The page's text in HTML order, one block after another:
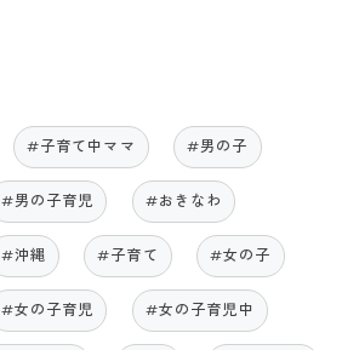
#子育て中ママ #男の子
#男の子育児 #おきなわ
#沖縄 #子育て #女の子
#女の子育児 #女の子育児中